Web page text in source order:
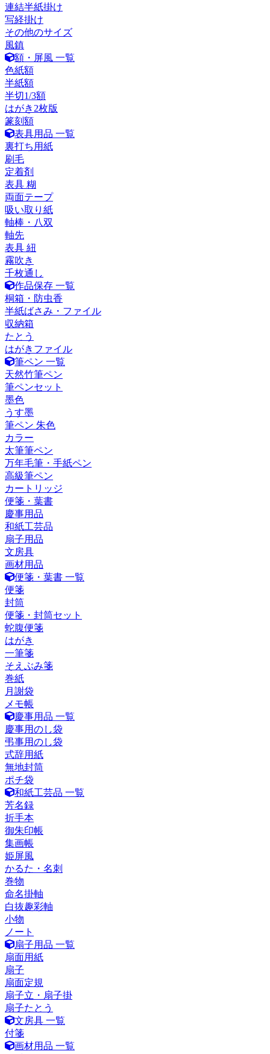
連結半紙掛け
写経掛け
その他のサイズ
風鎮
額・屏風 一覧
色紙額
半紙額
半切1/3額
はがき2枚版
篆刻額
表具用品 一覧
裏打ち用紙
刷毛
定着剤
表具 糊
両面テープ
吸い取り紙
軸棒・八双
軸先
表具 紐
霧吹き
千枚通し
作品保存 一覧
桐箱・防虫香
半紙ばさみ・ファイル
収納箱
たとう
はがきファイル
筆ペン 一覧
天然竹筆ペン
筆ペンセット
墨色
うす墨
筆ペン 朱色
カラー
太筆筆ペン
万年毛筆・手紙ペン
高級筆ペン
カートリッジ
便箋・葉書
慶事用品
和紙工芸品
扇子用品
文房具
画材用品
便箋・葉書 一覧
便箋
封筒
便箋・封筒セット
蛇腹便箋
はがき
一筆箋
そえぶみ箋
巻紙
月謝袋
メモ帳
慶事用品 一覧
慶事用のし袋
弔事用のし袋
式辞用紙
無地封筒
ポチ袋
和紙工芸品 一覧
芳名録
折手本
御朱印帳
集画帳
姫屏風
かるた・名刺
巻物
命名掛軸
白抜趣彩軸
小物
ノート
扇子用品 一覧
扇面用紙
扇子
扇面定規
扇子立・扇子掛
扇子たとう
文房具 一覧
付箋
画材用品 一覧